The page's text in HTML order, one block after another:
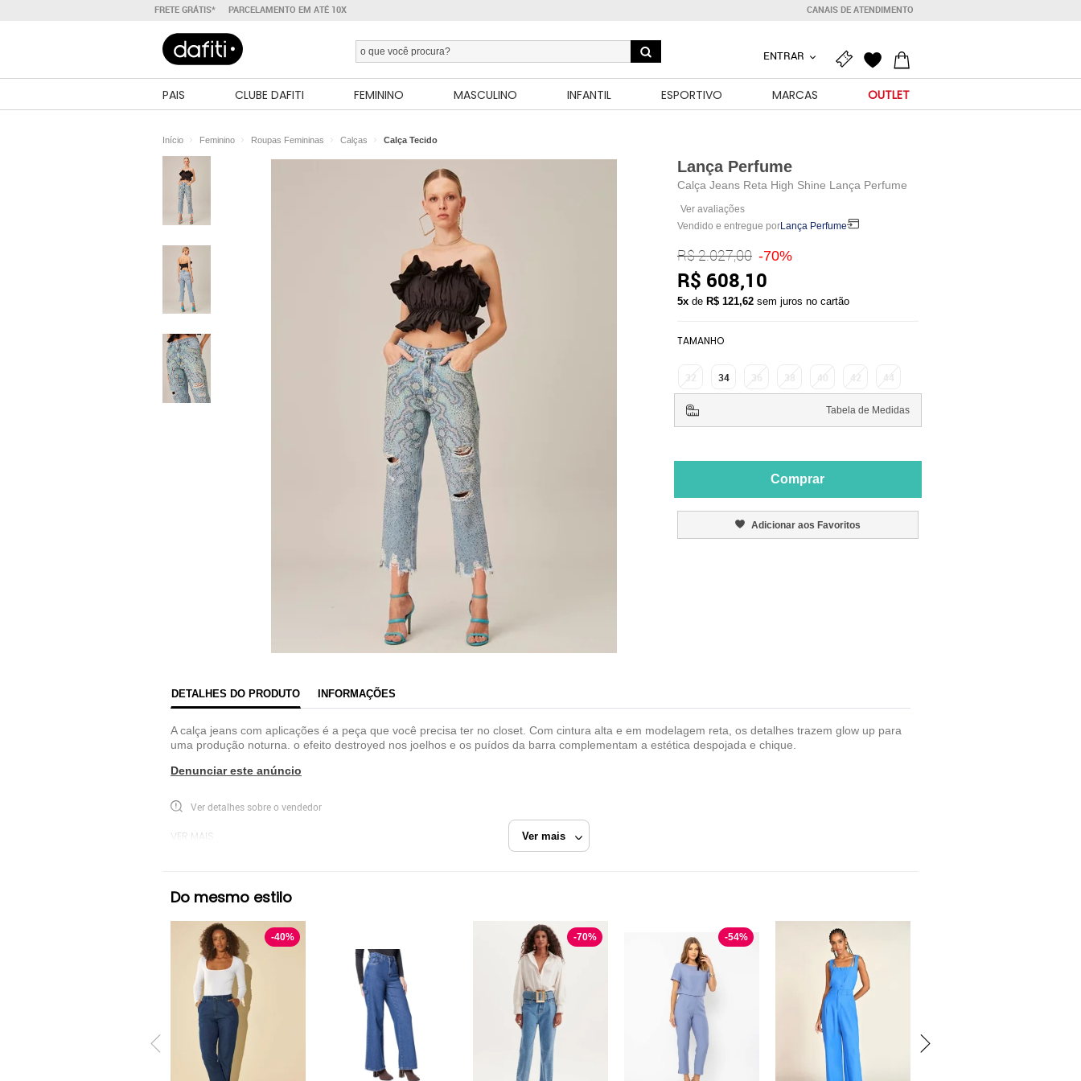
FRETE GRÁTIS* PARCELAMENTO EM ATÉ 10X CANAIS DE ATENDIMENTO
ENTRAR
PAIS CLUBE DAFITI FEMININO MASCULINO INFANTIL ESPORTIVO MARCAS OUTLET
Início Feminino Roupas Femininas Calças Calça Tecido
Lança Perfume
Calça Jeans Reta High Shine Lança Perfume
Ver avaliações
Vendido e entregue porLança Perfume
Lança Perfume
Razão Social
Industria e Comercio de Confeccoes La Moda
R$ 2.027,00 -70%
R$ 608,10
5xde R$ 121,62 sem juros no cartão
TAMANHO
34
Tabela de Medidas
Comprar
Adicionar aos Favoritos
DETALHES DO PRODUTO INFORMAÇÕES
Ver mais
A calça jeans com aplicações é a peça que você precisa ter no closet. Com cintura alta e em modelagem reta, os detalhes trazem glow up para
uma produção noturna. o efeito destroyed nos joelhos e os puídos da barra complementam a estética despojada e chique.
Denunciar este anúncio
Ver detalhes sobre o vendedor
VER MAIS
Do mesmo estilo
-40% -70% -54%